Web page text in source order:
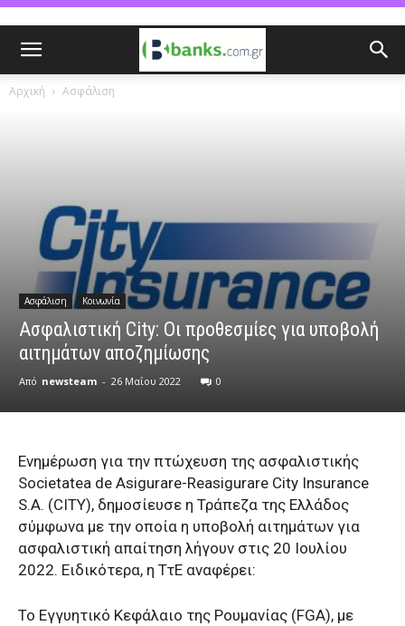
Αρχική Ασφάλιση
Ασφάλιση Κοινωνία
Ασφαλιστική City: Οι προθεσμίες για υποβολή
αιτημάτων αποζημίωσης
Από newsteam - 26 Μαΐου 2022 0
Ενημέρωση για την πτώχευση της ασφαλιστικής
Societatea de Asigurare-Reasigurare City Insurance
S.A. (CITY), δημοσίευσε η Τράπεζα της Ελλάδος
σύμφωνα με την οποία η υποβολή αιτημάτων για
ασφαλιστική απαίτηση λήγουν στις 20 Ιουλίου
2022. Ειδικότερα, η ΤτΕ αναφέρει:
Το Εγγυητικό Κεφάλαιο της Ρουμανίας (FGA), με